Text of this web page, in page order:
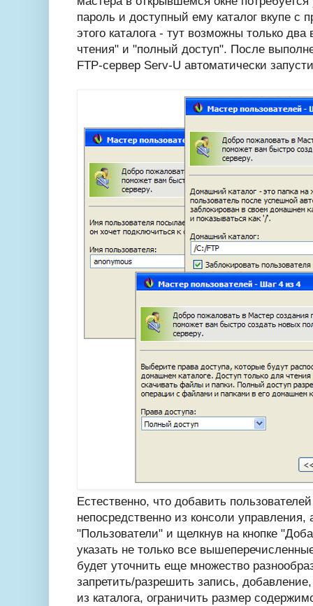
пароль и доступный ему каталог вкупе с
этого каталога - тут возможны только
чтения" и "полный доступ". После
FTP-сервер Serv-U автоматически
Естественно, что добавить
непосредственно из консоли управления,
"Пользователи" и щелкнув на кнопке
указать не только все
будет уточнить еще множество
запретить/разрешить запись,
из каталога, ограничить размер